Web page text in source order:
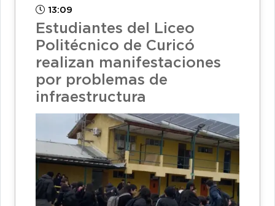
13:09
Estudiantes del Liceo
Politécnico de Curicó
realizan manifestaciones
por problemas de
infraestructura